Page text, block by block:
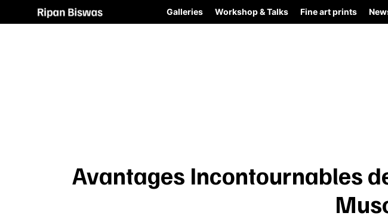
Galleries Workshop & Talks Fine art prints
Avantages Incontournables